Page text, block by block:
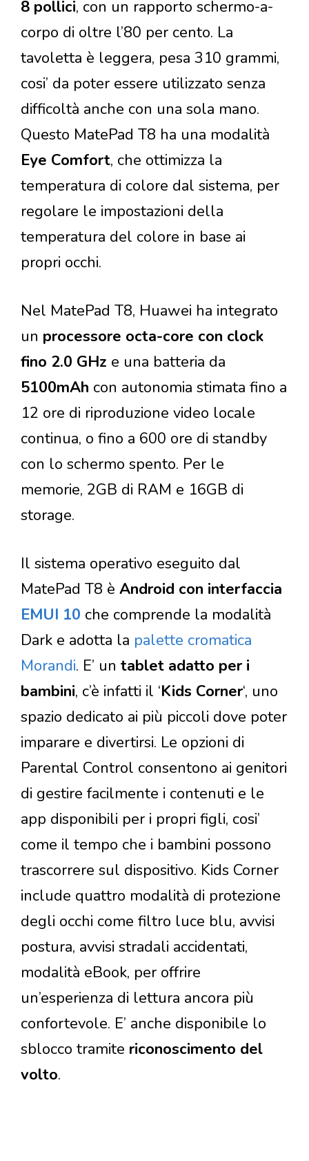
8 pollici, con un rapporto schermo-a-
corpo di oltre l’80 per cento. La
tavoletta è leggera, pesa 310 grammi,
cosi’ da poter essere utilizzato senza
difficoltà anche con una sola mano.
Questo MatePad T8 ha una modalità
Eye Comfort, che ottimizza la
temperatura di colore dal sistema, per
regolare le impostazioni della
temperatura del colore in base ai
propri occhi.
Nel MatePad T8, Huawei ha integrato
un processore octa-core con clock
fino 2.0 GHz e una batteria da
5100mAh con autonomia stimata fino a
12 ore di riproduzione video locale
continua, o fino a 600 ore di standby
con lo schermo spento. Per le
memorie, 2GB di RAM e 16GB di
storage.
Il sistema operativo eseguito dal
MatePad T8 è Android con interfaccia
EMUI 10 che comprende la modalità
Dark e adotta la palette cromatica
Morandi. E’ un tablet adatto per i
bambini, c’è infatti il ‘Kids Corner‘, uno
spazio dedicato ai più piccoli dove poter
imparare e divertirsi. Le opzioni di
Parental Control consentono ai genitori
di gestire facilmente i contenuti e le
app disponibili per i propri figli, cosi’
come il tempo che i bambini possono
trascorrere sul dispositivo. Kids Corner
include quattro modalità di protezione
degli occhi come filtro luce blu, avvisi
postura, avvisi stradali accidentati,
modalità eBook, per offrire
un’esperienza di lettura ancora più
confortevole. E’ anche disponibile lo
sblocco tramite riconoscimento del
volto.